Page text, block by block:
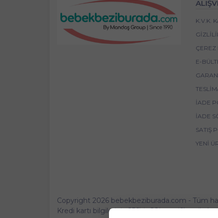
K.V.K.
ÇEREZ
E-
İADE
İADE
SATIŞ
YENI
Copyright 2026 bebekbeziburada.com - Tüm
Kredi kartı bilgileriniz 256bit SSL sertifikası ile